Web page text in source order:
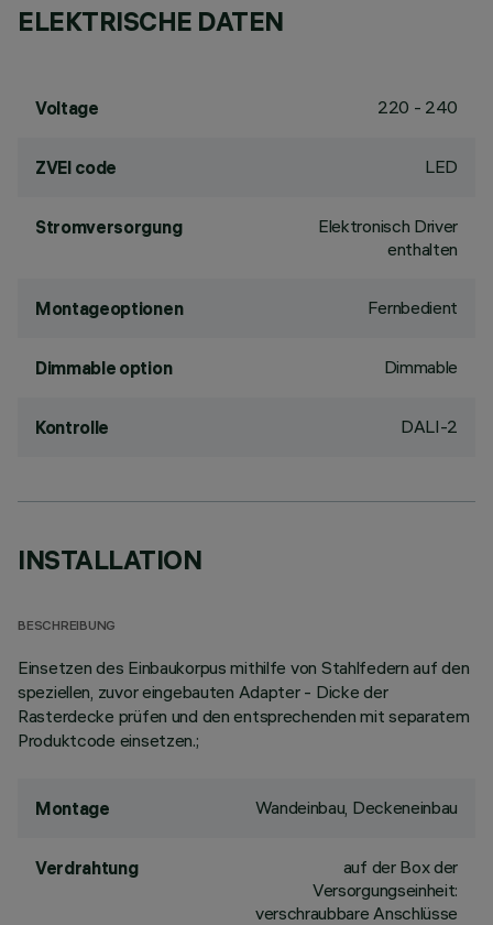
ELEKTRISCHE DATEN
Voltage 220 - 240
ZVEI code LED
Stromversorgung
Elektronisch Driver
enthalten
Montageoptionen Fernbedient
Dimmable option Dimmable
Kontrolle DALI-2
INSTALLATION
BESCHREIBUNG
Einsetzen des Einbaukorpus mithilfe von Stahlfedern auf den
speziellen, zuvor eingebauten Adapter - Dicke der
Rasterdecke prüfen und den entsprechenden mit separatem
Produktcode einsetzen.;
Montage Wandeinbau, Deckeneinbau
Verdrahtung
auf der Box der
Versorgungseinheit:
verschraubbare Anschlüsse